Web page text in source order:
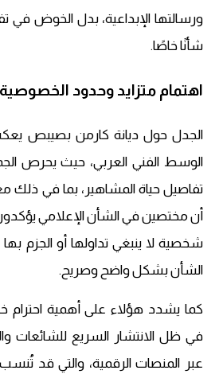
ورسالتها الإبداعية، بدل الخوض في
شأنًا خاصًا.
اهتمام متزايد وحدود الخصوصية
الجدل حول ديانة كارمن بصيبص
الوسط الفني العربي، حيث يحرص
تفاصيل حياة المشاهير، بما في ذلك
أن مختصين في الشأن الإعلامي
شخصية لا ينبغي تداولها أو الجزم
الشأن بشكل واضح وصريح.
كما يشدد هؤلاء على أهمية احترام
في ظل الانتشار السريع للشائعات
عبر المنصات الرقمية، والتي قد